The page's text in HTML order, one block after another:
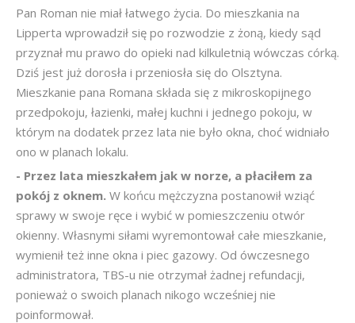
Pan Roman nie miał łatwego życia. Do mieszkania na
Lipperta wprowadził się po rozwodzie z żoną, kiedy sąd
przyznał mu prawo do opieki nad kilkuletnią wówczas córką.
Dziś jest już dorosła i przeniosła się do Olsztyna.
Mieszkanie pana Romana składa się z mikroskopijnego
przedpokoju, łazienki, małej kuchni i jednego pokoju, w
którym na dodatek przez lata nie było okna, choć widniało
ono w planach lokalu.
- Przez lata mieszkałem jak w norze, a płaciłem za
pokój z oknem. W końcu mężczyzna postanowił wziąć
sprawy w swoje ręce i wybić w pomieszczeniu otwór
okienny. Własnymi siłami wyremontował całe mieszkanie,
wymienił też inne okna i piec gazowy. Od ówczesnego
administratora, TBS-u nie otrzymał żadnej refundacji,
ponieważ o swoich planach nikogo wcześniej nie
poinformował.